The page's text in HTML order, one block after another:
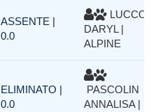
ASSENTE |
0.0
DARYL |
ALPINE
ELIMINATO |
0.0
PASCOLIN
ANNALISA |